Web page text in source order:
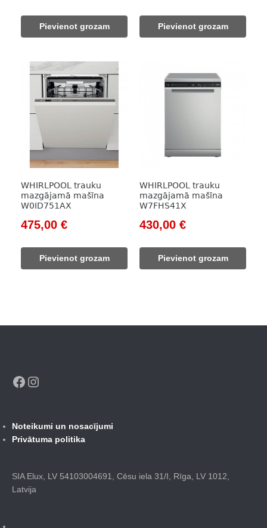
was:
607,00 €.
Pievienot grozam
was:
645,00 €.
Pievienot grozam
WHIRLPOOL trauku
mazgājamā mašīna
W0ID751AX
Original
was:
562,00 €.
475,00 €Current
Pievienot grozam
WHIRLPOOL trauku
mazgājamā mašīna
W7FHS41X
Original
was:
530,00 €.
430,00 €Current
Pievienot grozam
Facebook
Noteikumi un nosacījumi
Privātuma politika
SIA Elux, LV 54103004691, Cēsu iela 31/I, Rīga, LV 1012,
Latvija